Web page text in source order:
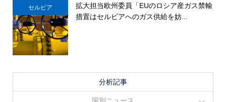
セルビア
拡大担当欧州委員「EUのロシア産ガス禁輸
措置はセルビアへのガス供給を妨...
分析記事